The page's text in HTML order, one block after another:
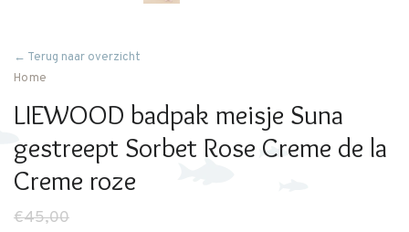
← Terug naar overzicht
Home
LIEWOOD badpak meisje Suna
gestreept Sorbet Rose Creme de la
Creme roze
€45,00